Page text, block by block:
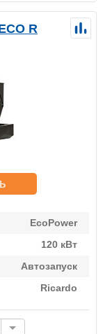
R
EcoPower
120 кВт
Автозапуск
Ricardo